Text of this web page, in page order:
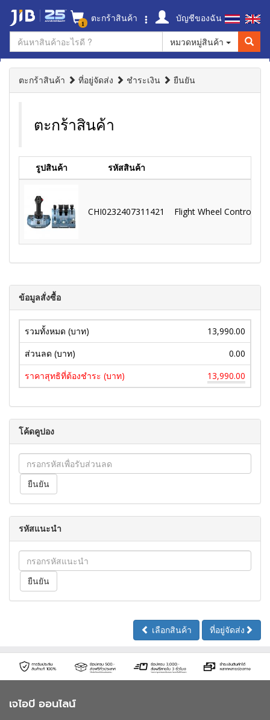
1 ตะกร้าสินค้า
บัญชีของฉัน
หมวดหมู่สินค้า
ตะกร้าสินค้า ที่อยู่จัดส่ง ชำระเงิน ยืนยัน
ตะกร้าสินค้า
รูปสินค้า รหัสสินค้า
CHI0232407311421 Flight Wheel Controller
ข้อมูลสั่งซื้อ
รวมทั้งหมด (บาท)
13,990.00
ส่วนลด (บาท)
0.00
ราคาสุทธิที่ต้องชำระ (บาท)
13,990.00
โค้ดคูปอง
รหัสแนะนำ
เลือกสินค้า ที่อยู่จัดส่ง
เจไอบี ออนไลน์